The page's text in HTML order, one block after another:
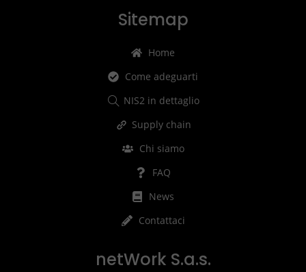
Sitemap
Home
Come adeguarti
NIS2 in dettaglio
Supply chain
Chi siamo
FAQ
News
Contattaci
netWork S.a.s.